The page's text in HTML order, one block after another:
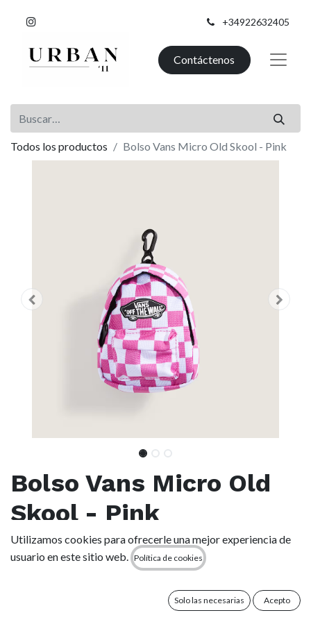
+34922632405
Contáctenos
Todos los productos Bolso Vans Micro Old Skool - Pink
Bolso Vans Micro Old
Skool - Pink
(0 reseña)
Mochila mini de estilo urbano que combina el icónico diseño
Fizz”. Es un accesorio compacto pensado para quienes
buscan practicidad sin renunciar al estilo.
Utilizamos cookies para ofrecerle una mejor experiencia de
usuario en este sitio web.
Política de cookies
Solo las necesarias Acepto